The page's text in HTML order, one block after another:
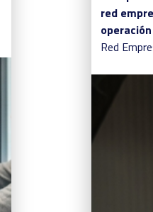
red
operación
Red